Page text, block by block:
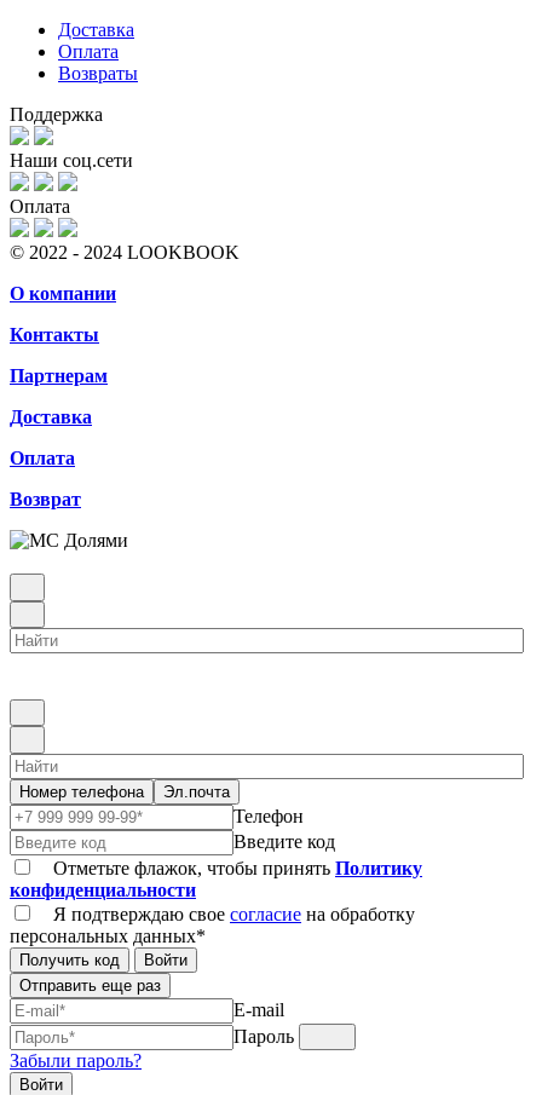
Доставка
Оплата
Возвраты
Поддержка
Наши соц.сети
Оплата
© 2022 - 2024 LOOKBOOK
О компании
Контакты
Партнерам
Доставка
Оплата
Возврат
Номер телефона Эл.почта
Телефон
Введите код
Отметьте флажок, чтобы принять Политику
конфиденциальности
Я подтверждаю свое согласие на обработку
персональных данных*
Получить код
Войти
Отправить еще раз
E-mail
Пароль
Забыли пароль?
Войти